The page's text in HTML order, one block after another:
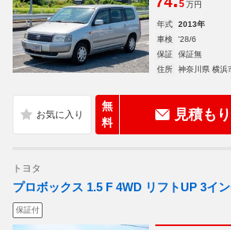
5 万円
年式 2013年
車検
'28/6
保証
保証無
住所
神奈川県 横浜
無
料
見積も
トヨタ
プロボックス 1.5 F 4WD リフトUP 3イ
保証付